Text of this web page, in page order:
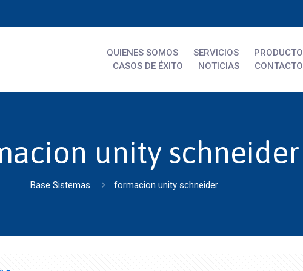
QUIENES SOMOS SERVICIOS
PRODUCTO
CASOS DE ÉXITO
NOTICIAS CONTACTO
unity schneider
Base Sistemas formacion unity schneider